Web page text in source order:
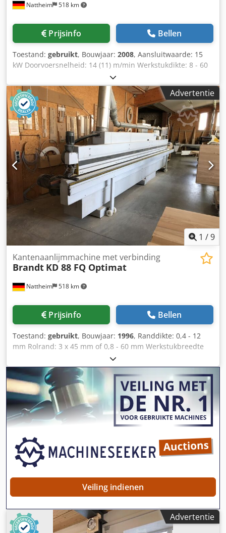
Hoekafrondingsunit • Radiusschraper • Lijmschraper •
zijn overgenomen uit de oorspronkelijke orderbevestiging •
De informatie wordt uitsluitend ter informatie verstrekt en
Nattheim 518 km
Prijsinfo Bellen
Toestand: gebruikt, Bouwjaar: 2008, Aansluitwaarde: 15
kW Doorvoersnelheid: 14 (11) m/min Werkstukdikte: 8 - 60
mm Kantdikte: 0,4 - 8 mm Rollenafstand: max. 3,0 x 45 / 0,8
x 65 mm Afzuigdiameter: 120 / 160 / 100 mm Werkhoogte:
950 mm Afmetingen: 6260 x 1560 x 2300 mm Gewicht: ca.
3000 kg Opslaglocatie: bij leverancier Dcsdpfx Amsy
Ruzqsnek
Advertentie
1 /9
Nattheim 518 km
Kantenaanlijmmachine met verbinding
Brandt KD 88 FQ Optimat
Prijsinfo Bellen
Toestand: gebruikt, Bouwjaar: 1996, Randdikte: 0,4 - 12
mm Rolrand: 3 x 45 mm of 0,8 - 60 mm Werkstukbreedte
min.: 65 mm Werkstuklengte min.: 160 mm Werkstukdikte:
10 - 55 mm Voeding: 13 m/min Voorfrezen (samenvoegen)
Lijmbak Quickmelt Lijmdeel Trimmen Vlakfrezen
Afschuinfrezen Radiusfrezen Hoekkopiëren Vlakschraper
Polijstunit Afmetingen machine: 7450 x 1220 x 2400 mm
Gewicht: 3000 kg Opslaglocatie: Nattheim Dcjdpfxsvvkd Tj
Amnjk
Veiling indienen
Advertentie